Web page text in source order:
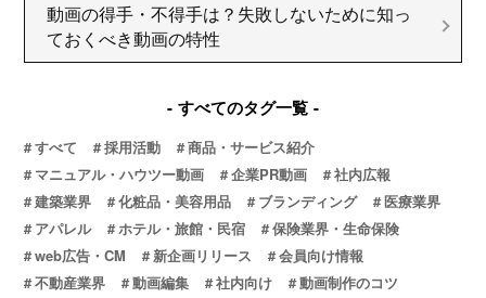
動画の得手・不得手は？失敗しないために知っ
ておくべき動画の特性
すべてのタグ一覧
すべて 採用活動
商品・サービス紹介
マニュアル・ハウツー動画
企業PR動画
社内広報
建築業界
化粧品・美容用品 ブランディング
医療業界
アパレル
ホテル・旅館・民宿
保険業界・生命保険
web広告・CM
新企画リリース
会員向け情報
不動産業界
動画編集 社内向け
動画制作のコツ